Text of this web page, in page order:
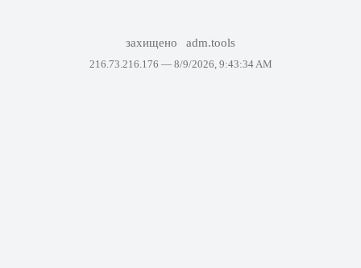
захищено adm.tools
216.73.216.176 — 8/9/2026, 9:43:34 AM